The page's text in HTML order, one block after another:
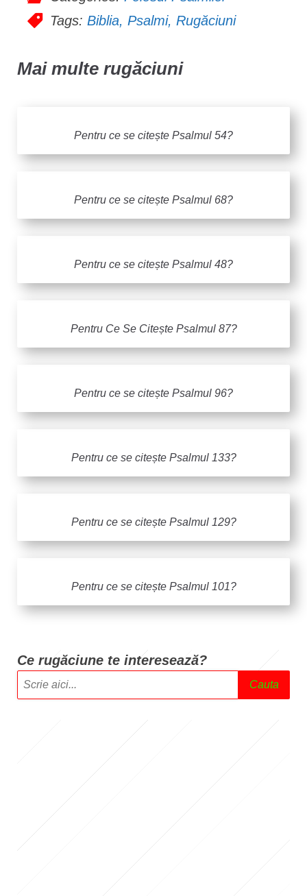
Tags: Biblia, Psalmi, Rugăciuni
Mai multe rugăciuni
Pentru ce se citește Psalmul 54?
Pentru ce se citește Psalmul 68?
Pentru ce se citește Psalmul 48?
Pentru Ce Se Citește Psalmul 87?
Pentru ce se citește Psalmul 96?
Pentru ce se citește Psalmul 133?
Pentru ce se citește Psalmul 129?
Pentru ce se citește Psalmul 101?
Ce rugăciune te interesează?
Cauta